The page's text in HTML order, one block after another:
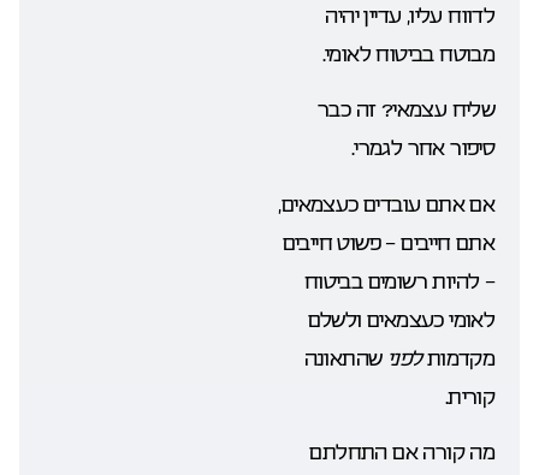
לדווח עליו, עדיין יהיה
מבוטח בביטוח לאומי.
שליח עצמאי? זה כבר
סיפור אחר לגמרי.
אם אתם עובדים כעצמאים,
אתם חייבים – פשוט חייבים
– להיות רשומים בביטוח
לאומי כעצמאים ולשלם
מקדמותלפני שהתאונה
קורית.
מה קורה אם התחלתם